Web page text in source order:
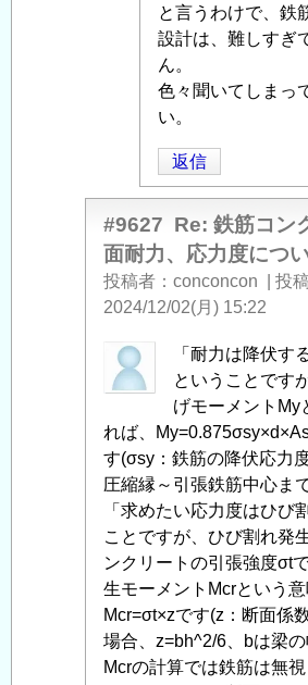
と言うわけで、鉄
設計は、難しすぎ
ん。
色々聞いてしまっ
い。
返信
#9627 Re: 鉄筋コン
面耐力、応力度につ
投稿者 conconcon
投
2024/12/02(月) 15:22
匿
名
稿
者
に
よ
る
「Re:
鉄
筋
コ
ン
「耐力は降伏す
ということです
げモーメントMy
れば、
す(σsy：鉄筋の降伏応力
圧縮縁～引張鉄筋中心ま
「求めたい応力度はひび
ことですが、ひび割れ発
ンクリートの引張強度σt
生モーメントMcrという意
Mcr=σt×zです(z：断面係
場合、z=bh^2/6、bは梁の
Mcrの計算では鉄筋は無